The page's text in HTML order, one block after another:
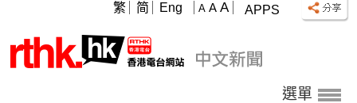
APPS
A A A
繁 简 Eng
選單